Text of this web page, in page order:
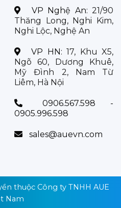
VP Nghệ An: 21/90
Thăng Long, Nghi Kim,
Nghi Lộc, Nghệ An
VP HN:17, Khu X5,
Ngõ 60, Dương Khuê,
Mỹ Đình 2, Nam Từ
Liêm, Hà Nội
0906.567.598 -
0905.996.598
sales@auevn.com
thuộc Công ty TNHH AUE
Nam